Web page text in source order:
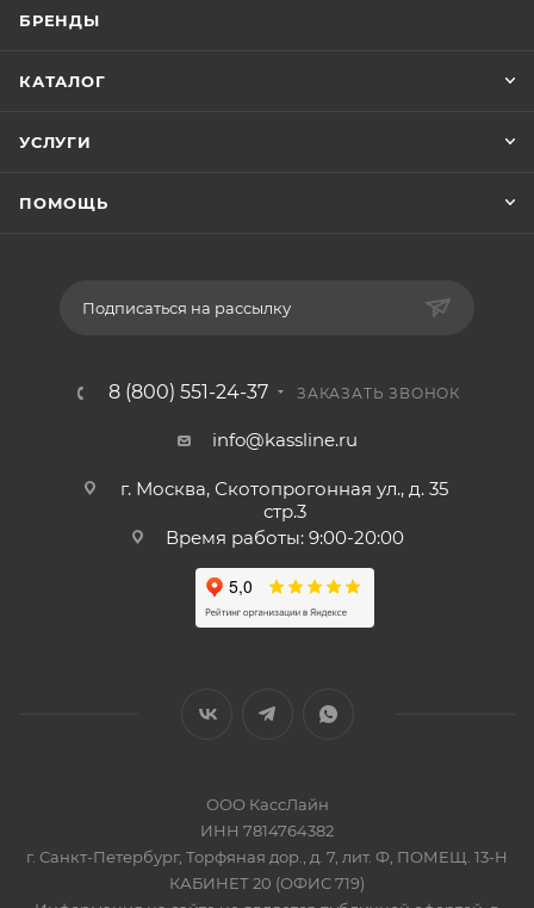
БРЕНДЫ
КАТАЛОГ
УСЛУГИ
ПОМОЩЬ
Подписаться на рассылку
8 (800) 551-24-37 ЗАКАЗАТЬ ЗВОНОК
info@kassline.ru
г. Москва, Скотопрогонная ул., д. 35
стр.3
Время работы: 9:00-20:00
ООО КассЛайн
ИНН 7814764382
г. Санкт-Петербург, Торфяная дор., д. 7, лит. Ф, ПОМЕЩ. 13-Н
КАБИНЕТ 20 (ОФИС 719)